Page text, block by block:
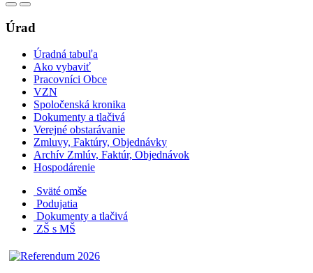
Úrad
Úradná tabuľa
Ako vybaviť
Pracovníci Obce
VZN
Spoločenská kronika
Dokumenty a tlačivá
Verejné obstarávanie
Zmluvy, Faktúry, Objednávky
Archív Zmlúv, Faktúr, Objednávok
Hospodárenie
Sväté omše
Podujatia
Dokumenty a tlačivá
ZŠ s MŠ